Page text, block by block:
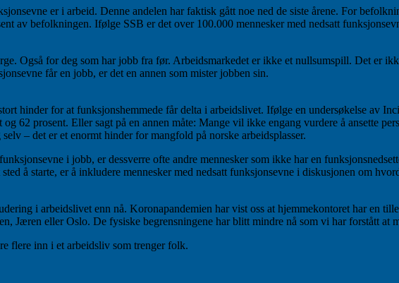
er i arbeid. Denne andelen har faktisk gått noe ned de siste årene. For
av befolkningen. Ifølge SSB er det over 100.000 mennesker med nedsatt
Også for deg som har jobb fra før. Arbeidsmarkedet er ikke et nullsumspill. Det er
får en jobb, er det en annen som mister jobben sin.
hinder for at funksjonshemmede får delta i arbeidslivet. Ifølge en undersøkelse av
62 prosent. Eller sagt på en annen måte: Mange vil ikke engang vurdere å ansette
– det er et enormt hinder for mangfold på norske arbeidsplasser.
i jobb, er dessverre ofte andre mennesker som ikke har en
å starte, er å inkludere mennesker med nedsatt funksjonsevne i diskusjonen om
i arbeidslivet enn nå. Koronapandemien har vist oss at hjemmekontoret har en
Jæren eller Oslo. De fysiske begrensningene har blitt mindre nå som vi har forstått at
flere inn i et arbeidsliv som trenger folk.